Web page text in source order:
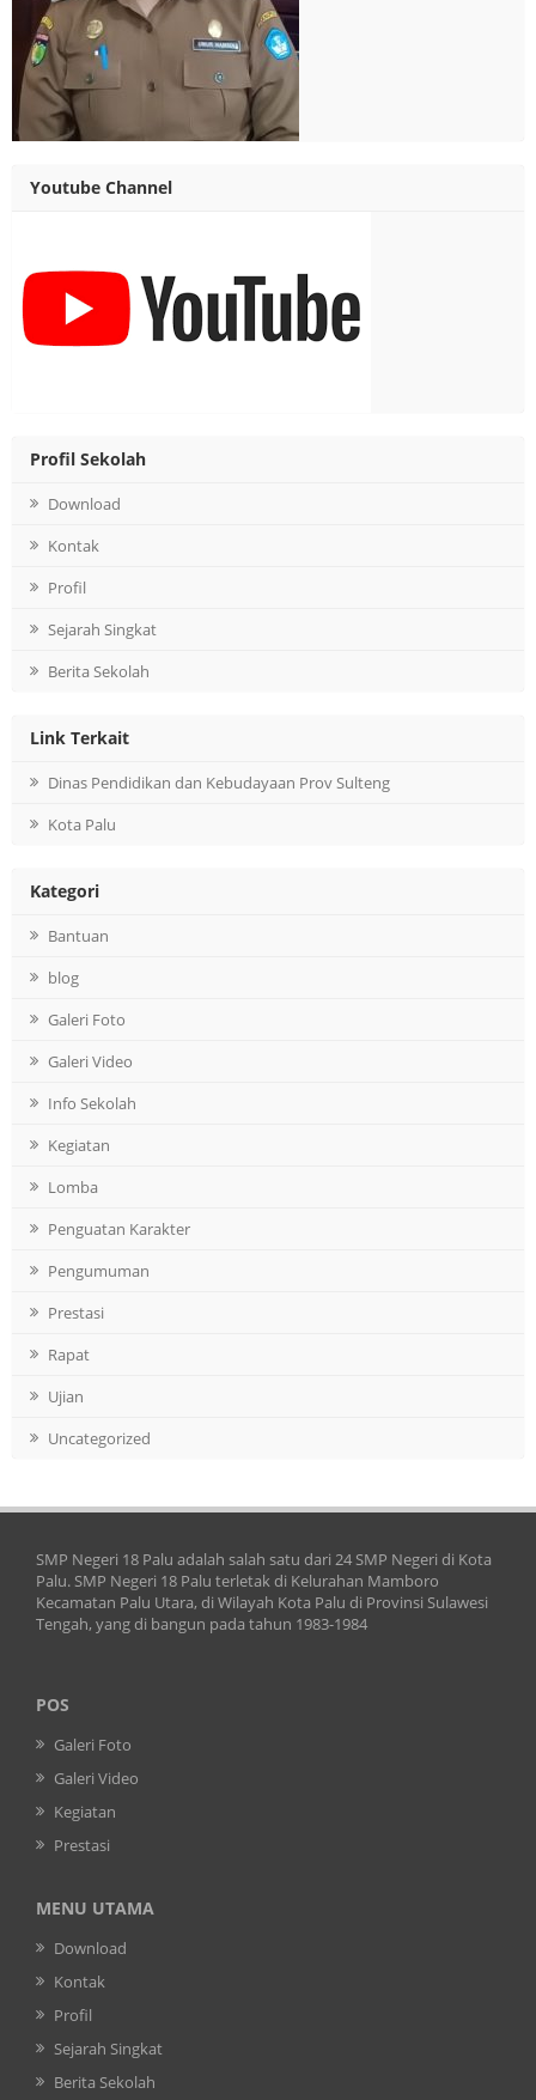
Youtube Channel
Profil Sekolah
Download
Kontak
Profil
Sejarah Singkat
Berita Sekolah
Link Terkait
Dinas Pendidikan dan Kebudayaan Prov Sulteng
Kota Palu
Kategori
Bantuan
blog
Galeri Foto
Galeri Video
Info Sekolah
Kegiatan
Lomba
Penguatan Karakter
Pengumuman
Prestasi
Rapat
Ujian
Uncategorized
SMP Negeri 18 Palu adalah salah satu dari 24 SMP Negeri di Kota
Palu. SMP Negeri 18 Palu terletak di Kelurahan Mamboro
Kecamatan Palu Utara, di Wilayah Kota Palu di Provinsi Sulawesi
Tengah, yang di bangun pada tahun 1983-1984
POS
Galeri Foto
Galeri Video
Kegiatan
Prestasi
MENU UTAMA
Download
Kontak
Profil
Sejarah Singkat
Berita Sekolah